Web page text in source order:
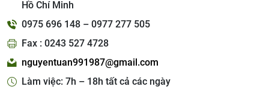
Hồ Chí Minh
0975 696 148 – 0977 277 505
Fax : 0243 527 4728
nguyentuan991987@gmail.com
Làm việc: 7h – 18h tất cả các ngày